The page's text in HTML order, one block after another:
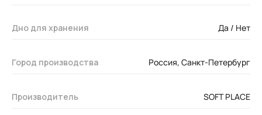
Дно для хранения Да / Нет
Город производства Россия, Санкт-Петербург
Производитель SOFT PLACE